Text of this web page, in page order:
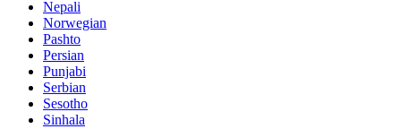
Nepali
Norwegian
Pashto
Persian
Punjabi
Serbian
Sesotho
Sinhala